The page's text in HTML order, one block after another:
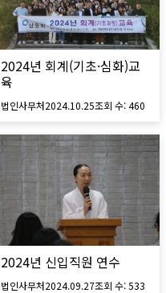
2024년 회계(기초·심화)교
육
법인사무처2024.10.25조회 수:460
2024년 신입직원 연수
법인사무처2024.09.27조회 수:533